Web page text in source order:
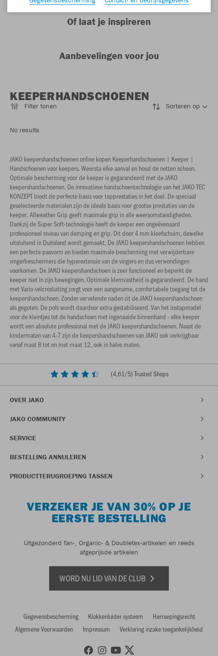
Of laat je inspireren
Aanbevelingen voor jou
KEEPERHANDSCHOENEN
Filter tonen Sorteren op
No results
JAKO keepershandschoenen online kopen Keeperhandschoenen | Keeper |
Handschoenen voor keepers. Weersta elke aanval en houd de netten schoon.
Optimale bescherming voor de keeper is gegarandeerd met de JAKO
keepershandschoenen. De innovatieve handschoentechnologie van het JAKO TEC
KONZEPT biedt de perfecte basis voor topprestaties in het doel. De speciaal
geselecteerde materialen zijn de ideale basis voor grootse prestaties van de
keeper. Allweather Grip geeft maximale grip in alle weersomstandigheden.
Dankzij de Super Soft-technologie heeft de keeper een ongeëvenaard
professioneel niveau van demping en grip. Dit door 4 mm kleefschuim, dewelke
uitsluitend in Duitsland wordt gemaakt. De JAKO keepershandschoenen hebben
een perfecte pasvorm en bieden maximale bescherming met verwijderbare
vingerbeschermers die hyperextensie van de vingers en dus verwondingen
voorkomen. De JAKO keepershandschoen is zeer functioneel en beperkt de
keeper niet in zijn bewegingen. Optimale klemvastheid is gegarandeerd. De band
met Vario-velcrosluiting zorgt voor een aangename, comfortabele toegang tot de
keepershandschoen. Zonder vervelende naden zit de JAKO keepershandschoen
als gegoten. De pols wordt daardoor extra gestabiliseerd. Van het instapmodel
voor de kleintjes tot de handschoen met ingenaaide binnenhand - elke keeper
wordt een absolute professional met de JAKO keepershandschoenen. Naast de
kindermaten van 4-7 zijn de keepershandschoenen van JAKO ook verkrijgbaar
vanaf maat 8 tot en met maat 12, ook in halve maten.
(4,61/5) Trusted Shops
OVER JAKO
JAKO COMMUNITY
SERVICE
BESTELLING ANNULEREN
PRODUCTTERUGROEPING TASSEN
VERZEKER JE VAN 30% OP JE
EERSTE BESTELLING
Uitgezonderd fan-, Organic- & Doubletex-artikelen en reeds
afgeprijsde artikelen
WORD NU LID VAN DE CLUB
Gegevensbescherming Klokkenluider systeem
Herroepingsrecht
Algemene Voorwaarden
Impressum Verklaring inzake toegankelijkheid